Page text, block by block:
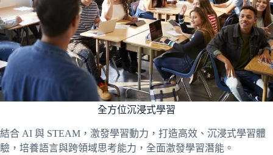
全方位沉浸式學習
結合 AI 與 STEAM，激發學習動力，打造高效、沉浸式學習體
驗，培養語言與跨領域思考能力，全面激發學習潛能。